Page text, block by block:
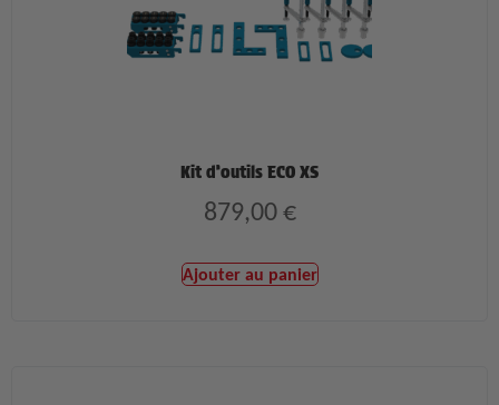
Kit d’outils ECO XS
879,00€
Ajouter au panier